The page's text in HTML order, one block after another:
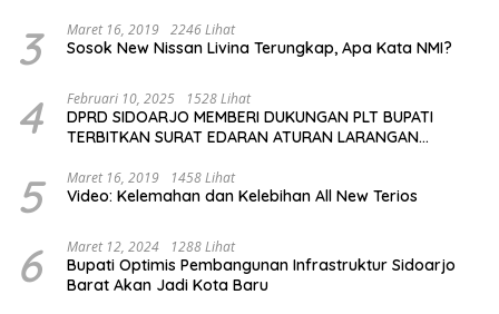
3 Maret 16, 2019 2246 Lihat
Sosok New Nissan Livina Terungkap, Apa Kata NMI?
4 Februari 10, 2025 1528 Lihat
DPRD SIDOARJO MEMBERI DUKUNGAN PLT BUPATI
TERBITKAN SURAT EDARAN ATURAN LARANGAN
KELUAR KOTA
5 Maret 16, 2019 1458 Lihat
Video: Kelemahan dan Kelebihan All New Terios
6 Maret 12, 2024 1288 Lihat
Bupati Optimis Pembangunan Infrastruktur Sidoarjo
Barat Akan Jadi Kota Baru